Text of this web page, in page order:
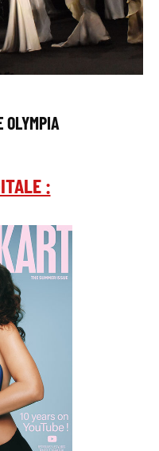
OLYMPIA
: